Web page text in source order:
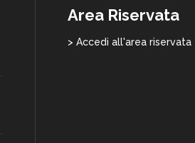
Area Riservata
> Accedi all'area riservata